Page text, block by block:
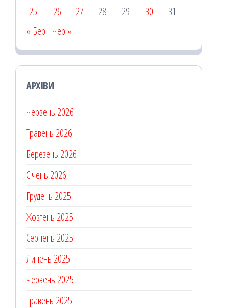
25
26 27 28 29 30
31
« Бер Чер »
АРХІВИ
Червень 2026
Травень 2026
Березень 2026
Січень 2026
Грудень 2025
Жовтень 2025
Серпень 2025
Липень 2025
Червень 2025
Травень 2025